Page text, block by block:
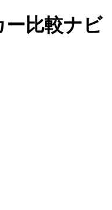
ー比較ナビ